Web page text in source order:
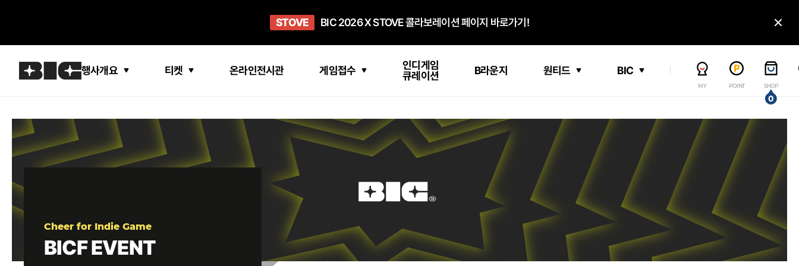
OPEN BIC 2026 STEAM SALE PAGE
STOVE BIC 2026 X STOVE 콜라보레이션 페이지 바로가기!
희망스튜디오 아이들에게 희망 버프 주고, 닌텐도 스위치2 받기!
GO TO 인디게임 테스트 베드 '비라운지' 바로가기!
GO TO '인디게임 큐레이션' 페이지 바로가기!
행사개요 티켓 온라인전시관 게임접수
인디게임
큐레이션
B라운지 원티드 BIC
MY POINT SHOP
0
Cheer for Indie Game
BICF EVENT